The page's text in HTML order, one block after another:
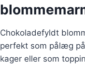
Chokoladefyldt
perfekt som pålæg
kager eller som